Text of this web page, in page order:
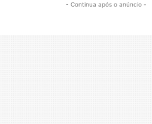
- Continua após o anúncio -